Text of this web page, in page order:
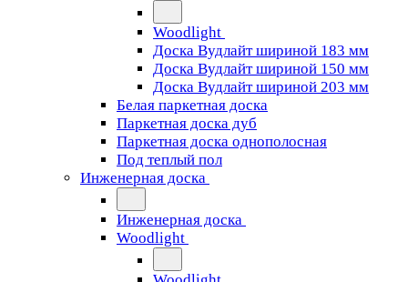
Woodlight
Доска Вудлайт шириной 183 мм
Доска Вудлайт шириной 150 мм
Доска Вудлайт шириной 203 мм
Белая паркетная доска
Паркетная доска дуб
Паркетная доска однополосная
Под теплый пол
Инженерная доска
Инженерная доска
Woodlight